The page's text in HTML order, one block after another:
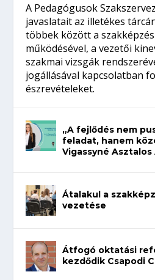
A Pedagógusok
javaslatait az illetékes
többek között a
működésével, a vezetői
szakmai vizsgák
jogállásával kapcsolatban
észrevételeket.
„A fejlődés nem
feladat, hanem
Vigassyné Asztalos
Átalakul a
vezetése
Átfogó oktatási
kezdődik Csapodi